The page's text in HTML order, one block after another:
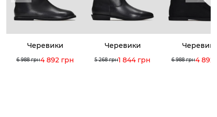
Черевики
6 988 грн4 892 грн
Черевики
5 268 грн1 844 грн 6 988 грн4 892